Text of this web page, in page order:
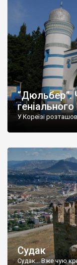
“Дюльбер”.
У Кореїзі
Судак
Судак... Вже чую